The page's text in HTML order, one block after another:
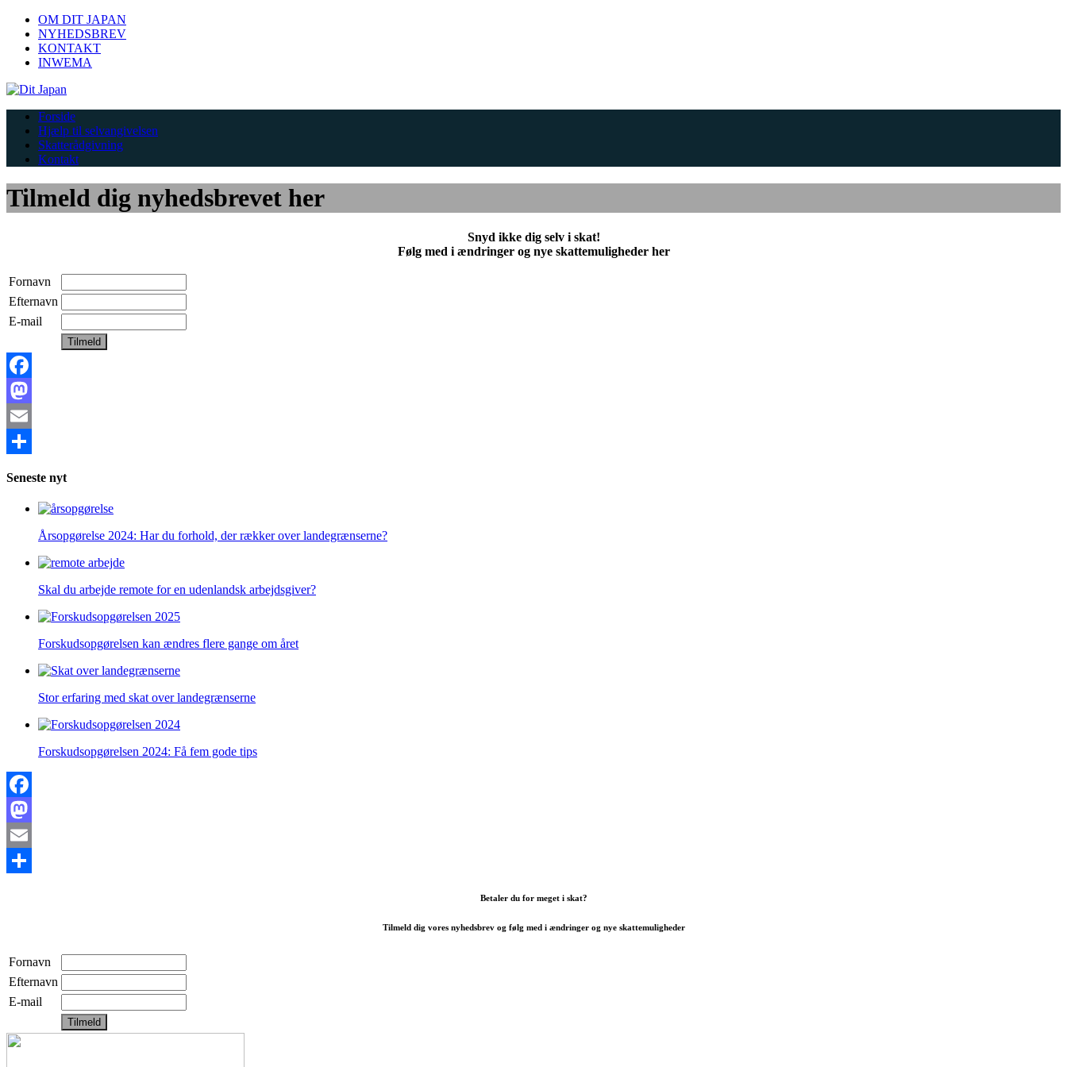
OM DIT JAPAN
NYHEDSBREV
KONTAKT
INWEMA
Forside
Hjælp til selvangivelsen
Skatterådgivning
Kontakt
Tilmeld dig nyhedsbrevet her
Snyd ikke dig selv i skat!
Følg med i ændringer og nye skattemuligheder her
Fornavn
Efternavn
E-mail
Facebook
Mastodon
Email
Seneste nyt
Årsopgørelse 2024: Har du forhold, der rækker over landegrænserne?
Skal du arbejde remote for en udenlandsk arbejdsgiver?
Forskudsopgørelsen kan ændres flere gange om året
Stor erfaring med skat over landegrænserne
Forskudsopgørelsen 2024: Få fem gode tips
Facebook
Mastodon
Email
Betaler du for meget i skat?
Tilmeld dig vores nyhedsbrev og følg med i ændringer og nye skattemuligheder
Fornavn
Efternavn
E-mail